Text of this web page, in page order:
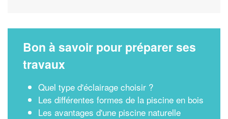
Bon à savoir pour préparer ses
travaux
Quel type d'éclairage choisir ?
Les différentes formes de la piscine en bois
Les avantages d'une piscine naturelle